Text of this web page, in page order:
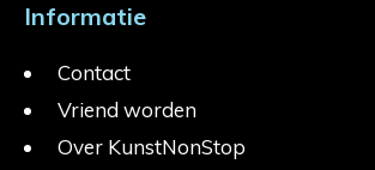
Informatie
Contact
Vriend worden
Over KunstNonStop